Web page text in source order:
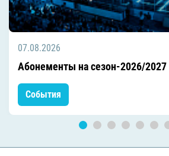
07.08.2026
Абонементы на сезон-2026/2027
События